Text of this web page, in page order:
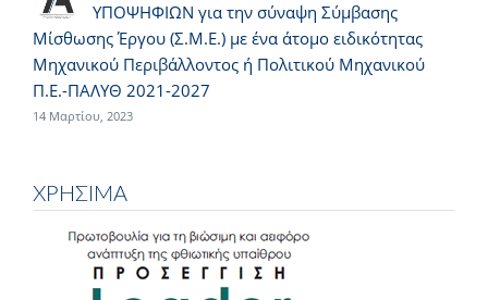
ΥΠΟΨΗΦΙΩΝ για την σύναψη Σύμβασης
Μίσθωσης Έργου (Σ.Μ.Ε.) με ένα άτομο ειδικότητας
Μηχανικού Περιβάλλοντος ή Πολιτικού Μηχανικού
Π.Ε.-ΠΑΛΥΘ 2021-2027
14 Μαρτίου, 2023
ΧΡΗΣΙΜΑ